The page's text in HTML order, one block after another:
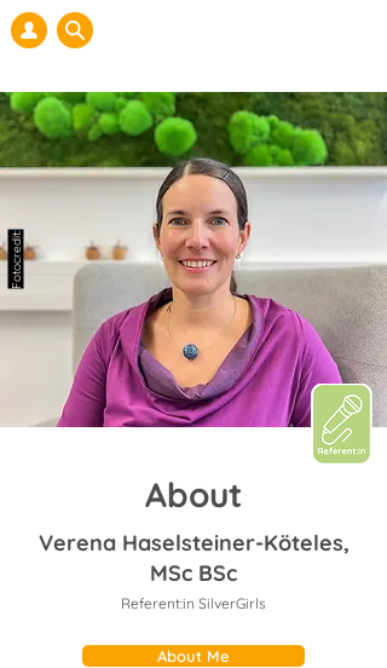
Fotocredit:
About
Verena Haselsteiner-Köteles,
MSc BSc
Referent:in SilverGirls
About Me